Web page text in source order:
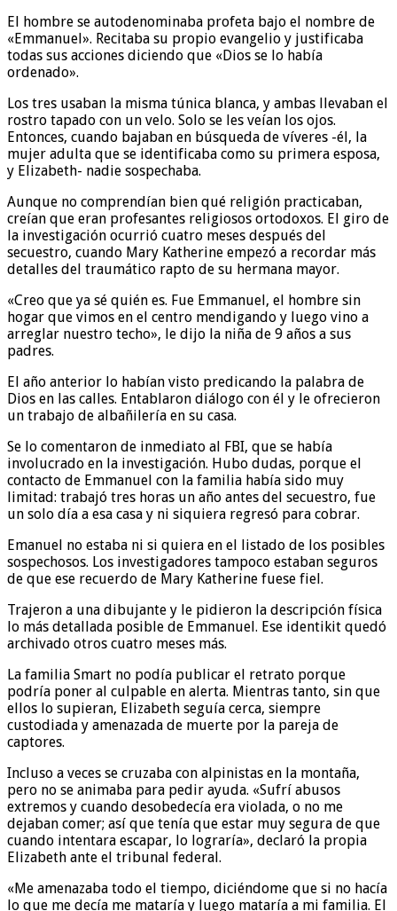
El hombre se autodenominaba profeta bajo el nombre de
«Emmanuel». Recitaba su propio evangelio y justificaba
todas sus acciones diciendo que «Dios se lo había
ordenado».
Los tres usaban la misma túnica blanca, y ambas llevaban el
rostro tapado con un velo. Solo se les veían los ojos.
Entonces, cuando bajaban en búsqueda de víveres -él, la
mujer adulta que se identificaba como su primera esposa,
y Elizabeth- nadie sospechaba.
Aunque no comprendían bien qué religión practicaban,
creían que eran profesantes religiosos ortodoxos. El giro de
la investigación ocurrió cuatro meses después del
secuestro, cuando Mary Katherine empezó a recordar más
detalles del traumático rapto de su hermana mayor.
«Creo que ya sé quién es. Fue Emmanuel, el hombre sin
hogar que vimos en el centro mendigando y luego vino a
arreglar nuestro techo», le dijo la niña de 9 años a sus
padres.
El año anterior lo habían visto predicando la palabra de
Dios en las calles. Entablaron diálogo con él y le ofrecieron
un trabajo de albañilería en su casa.
Se lo comentaron de inmediato al FBI, que se había
involucrado en la investigación. Hubo dudas, porque el
contacto de Emmanuel con la familia había sido muy
limitad: trabajó tres horas un año antes del secuestro, fue
un solo día a esa casa y ni siquiera regresó para cobrar.
Emanuel no estaba ni si quiera en el listado de los posibles
sospechosos. Los investigadores tampoco estaban seguros
de que ese recuerdo de Mary Katherine fuese fiel.
Trajeron a una dibujante y le pidieron la descripción física
lo más detallada posible de Emmanuel. Ese identikit quedó
archivado otros cuatro meses más.
La familia Smart no podía publicar el retrato porque
podría poner al culpable en alerta. Mientras tanto, sin que
ellos lo supieran, Elizabeth seguía cerca, siempre
custodiada y amenazada de muerte por la pareja de
captores.
Incluso a veces se cruzaba con alpinistas en la montaña,
pero no se animaba para pedir ayuda. «Sufrí abusos
extremos y cuando desobedecía era violada, o no me
dejaban comer; así que tenía que estar muy segura de que
cuando intentara escapar, lo lograría», declaró la propia
Elizabeth ante el tribunal federal.
«Me amenazaba todo el tiempo, diciéndome que si no hacía
lo que me decía me mataría y luego mataría a mi familia. El